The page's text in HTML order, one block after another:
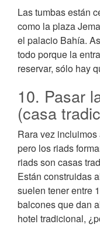
Las tumbas están
como la plaza
el palacio Bahía.
todo porque la
reservar, sólo hay
10. Pasar
(casa
Rara vez
pero los riads
riads son casas
Están construidas
suelen tener entre
balcones que dan
hotel tradicional,